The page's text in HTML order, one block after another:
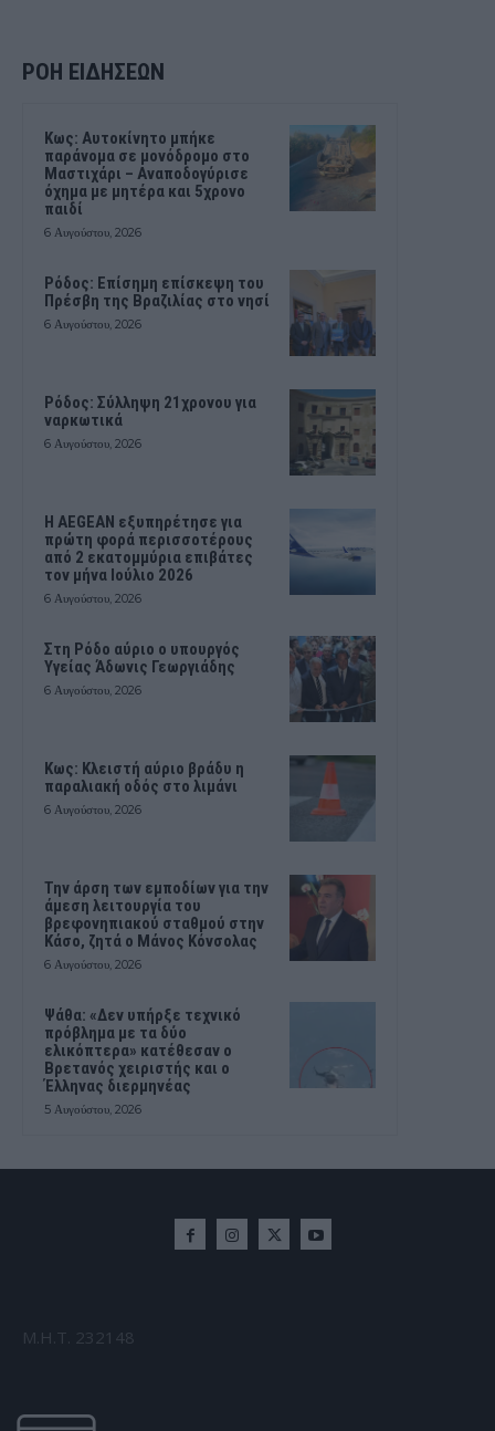
ΡΟΗ ΕΙΔΗΣΕΩΝ
Kως: Αυτοκίνητο μπήκε
παράνομα σε μονόδρομο στο
Μαστιχάρι – Αναποδογύρισε
όχημα με μητέρα και 5χρονο
παιδί
6 Αυγούστου, 2026
Ρόδος: Επίσημη επίσκεψη του
Πρέσβη της Βραζιλίας στο νησί
6 Αυγούστου, 2026
Ρόδος: Σύλληψη 21χρονου για
ναρκωτικά
6 Αυγούστου, 2026
Η AEGEAN εξυπηρέτησε για
πρώτη φορά περισσοτέρους
από 2 εκατομμύρια επιβάτες
τον μήνα Ιούλιο 2026
6 Αυγούστου, 2026
Στη Ρόδο αύριο ο υπουργός
Υγείας Άδωνις Γεωργιάδης
6 Αυγούστου, 2026
Κως: Κλειστή αύριο βράδυ η
παραλιακή οδός στο λιμάνι
6 Αυγούστου, 2026
Την άρση των εμποδίων για την
άμεση λειτουργία του
βρεφονηπιακού σταθμού στην
Κάσο, ζητά ο Μάνος Κόνσολας
6 Αυγούστου, 2026
Ψάθα: «Δεν υπήρξε τεχνικό
πρόβλημα με τα δύο
ελικόπτερα» κατέθεσαν ο
Βρετανός χειριστής και ο
Έλληνας διερμηνέας
5 Αυγούστου, 2026
Μ.Η.Τ. 232148